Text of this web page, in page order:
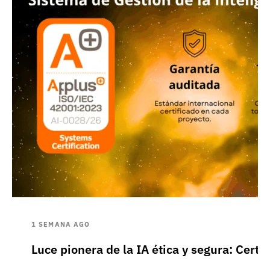
1 SEMANA AGO
Luce pionera de la IA ética y segura: